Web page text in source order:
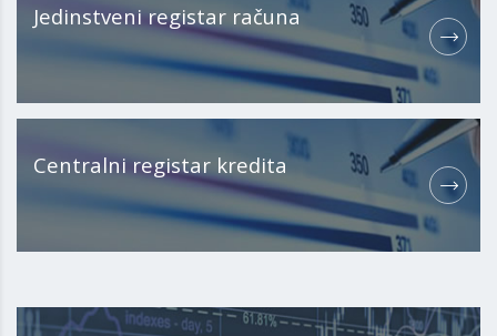
Jedinstveni registar računa
Centralni registar kredita